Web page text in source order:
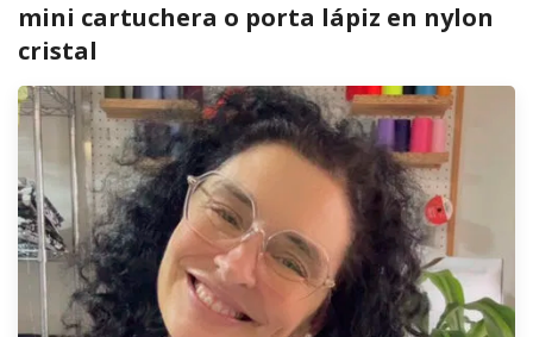
mini cartuchera o porta lápiz en nylon
cristal